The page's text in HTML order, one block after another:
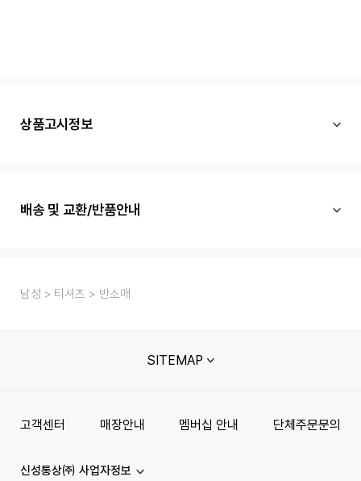
상품고시정보
배송 및 교환/반품안내
남성 티셔츠 반소매
SITEMAP
고객센터 매장안내 멤버십 안내 단체주문문의
신성통상㈜ 사업자정보